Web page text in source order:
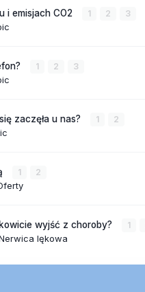
i emisjach CO2 1 2 3
1 2 3
zaczęła u nas? 1 2
1 2
wyjść z choroby? 1
lękowa